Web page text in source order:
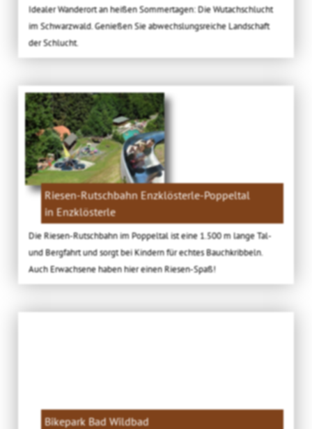
Idealer Wanderort an heißen Sommertagen: Die Wutachschlucht
im Schwarzwald. Genießen Sie abwechslungsreiche Landschaft
der Schlucht.
Riesen-Rutschbahn Enzklösterle-Poppeltal
in Enzklösterle
Die Riesen-Rutschbahn im Poppeltal ist eine 1.500 m lange Tal-
und Bergfahrt und sorgt bei Kindern für echtes Bauchkribbeln.
Auch Erwachsene haben hier einen Riesen-Spaß!
Bikepark Bad Wildbad